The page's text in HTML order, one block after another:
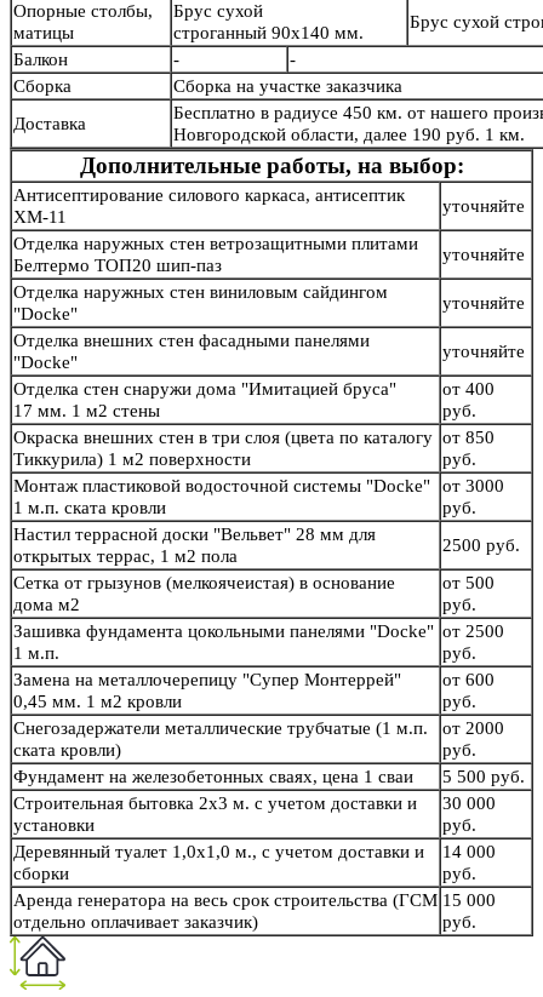
Опорные столбы,
матицы
Брус сухой
строганный 90х140 мм.
Брус сухой
Балкон
-
-
Сборка
Сборка на участке заказчика
Доставка
Бесплатно в радиусе 450 км. от нашего
Новгородской области, далее 190 руб. 1 км.
Дополнительные работы, на выбор:
Антисептирование силового каркаса, антисептик
ХМ-11
уточняйте
Отделка наружных стен ветрозащитными плитами
Белтермо ТОП20 шип-паз
уточняйте
Отделка наружных стен виниловым сайдингом
"Docke"
уточняйте
Отделка внешних стен фасадными панелями
"Docke"
уточняйте
Отделка стен снаружи дома "Имитацией бруса"
17 мм. 1 м2 стены
от 400
руб.
Окраска внешних стен в три слоя (цвета по каталогу
Тиккурила) 1 м2 поверхности
от 850
руб.
Монтаж пластиковой водосточной системы "Docke"
1 м.п. ската кровли
от 3000
руб.
Настил террасной доски "Вельвет" 28 мм для
открытых террас, 1 м2 пола
2500 руб.
Сетка от грызунов (мелкоячеистая) в основание
дома м2
от 500
руб.
Зашивка фундамента цокольными панелями "Docke"
1 м.п.
от 2500
руб.
Замена на металлочерепицу "Супер Монтеррей"
0,45 мм. 1 м2 кровли
от 600
руб.
Снегозадержатели металлические трубчатые (1 м.п.
ската кровли)
от 2000
руб.
Фундамент на железобетонных сваях, цена 1 сваи
5 500 руб.
Строительная бытовка 2х3 м. с учетом доставки и
установки
30 000
руб.
Деревянный туалет 1,0х1,0 м., с учетом доставки и
сборки
14 000
руб.
Аренда генератора на весь срок строительства (ГСМ
отдельно оплачивает заказчик)
15 000
руб.